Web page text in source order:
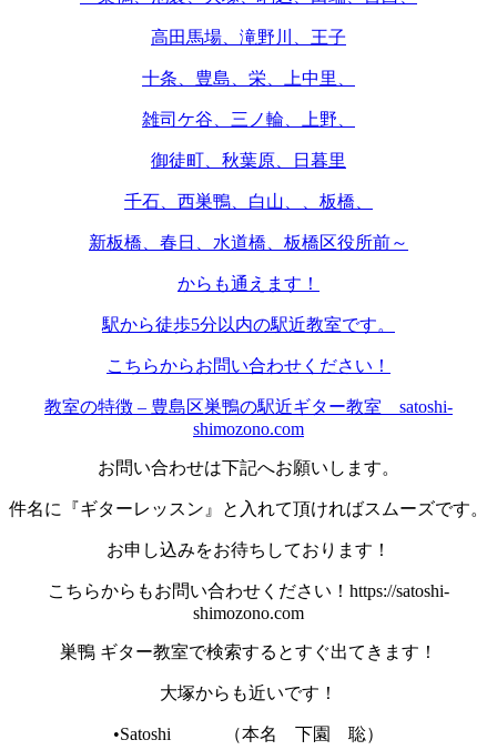
高田馬場、滝野川、王子
十条、豊島、栄、上中里、
雑司ケ谷、三ノ輪、上野、
御徒町、秋葉原、日暮里
千石、西巣鴨、白山、、板橋、
新板橋、春日、水道橋、板橋区役所前～
からも通えます！
駅から徒歩5分以内の駅近教室です。
こちらからお問い合わせください！
教室の特徴 – 豊島区巣鴨の駅近ギター教室 satoshi-
shimozono.com
お問い合わせは下記へお願いします。
件名に『ギターレッスン』と入れて頂ければスムーズです。
お申し込みをお待ちしております！
こちらからもお問い合わせください！https://satoshi-
shimozono.com
巣鴨 ギター教室で検索するとすぐ出てきます！
大塚からも近いです！
•Satoshi （本名 下園 聡）